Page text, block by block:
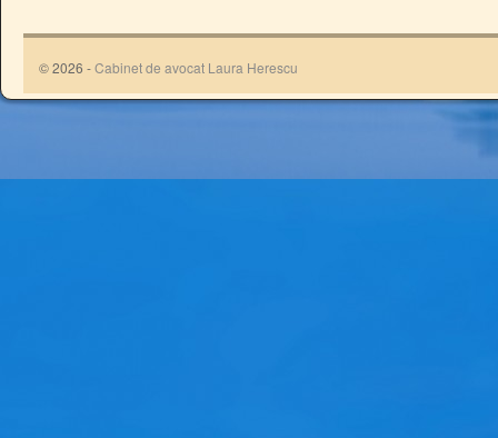
© 2026 -Cabinet de avocat Laura Herescu